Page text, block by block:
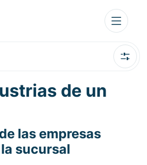
de un
las empresas
sucursal